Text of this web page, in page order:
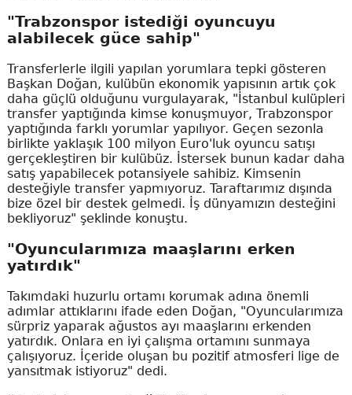
"Trabzonspor istediği oyuncuyu
alabilecek güce sahip"
Transferlerle ilgili yapılan yorumlara tepki gösteren
Başkan Doğan, kulübün ekonomik yapısının artık çok
daha güçlü olduğunu vurgulayarak, "İstanbul kulüpleri
transfer yaptığında kimse konuşmuyor, Trabzonspor
yaptığında farklı yorumlar yapılıyor. Geçen sezonla
birlikte yaklaşık 100 milyon Euro'luk oyuncu satışı
gerçekleştiren bir kulübüz. İstersek bunun kadar daha
satış yapabilecek potansiyele sahibiz. Kimsenin
desteğiyle transfer yapmıyoruz. Taraftarımız dışında
bize özel bir destek gelmedi. İş dünyamızın desteğini
bekliyoruz" şeklinde konuştu.
"Oyuncularımıza maaşlarını erken
yatırdık"
Takımdaki huzurlu ortamı korumak adına önemli
adımlar attıklarını ifade eden Doğan, "Oyuncularımıza
sürpriz yaparak ağustos ayı maaşlarını erkenden
yatırdık. Onlara en iyi çalışma ortamını sunmaya
çalışıyoruz. İçeride oluşan bu pozitif atmosferi lige de
yansıtmak istiyoruz" dedi.